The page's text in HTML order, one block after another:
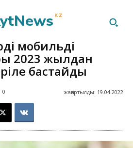
KZ
мобильді
2023 жылдан
бастайды
жаңартылды: 19.04.2022
0